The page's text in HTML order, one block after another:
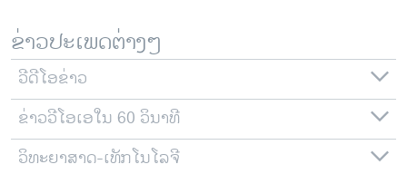
ພາສາຕ່າງໆ
ຂ່າວປະເພດຕ່າງໆ
ວີດີໂອຂ່າວ
ຂ່າວວີໂອເອໃນ 60 ວິນາທີ
ວິທະຍາສາດ-ເທັກໂນໂລຈີ